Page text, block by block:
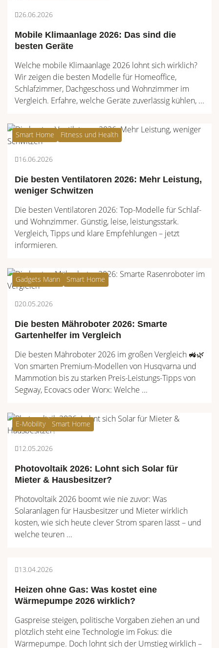
26.06.2026
Mobile Klimaanlage 2026: Das sind die
besten Geräte
Welche mobile Klimaanlage 2026 lohnt sich wirklich?
Wir zeigen die besten Modelle für Homeoffice,
Schlafzimmer, Dachgeschoss und Wohnzimmer im
Vergleich. Erfahre, welche Geräte zuverlässig kühlen, ...
Smart Home Fitness und Health
16.06.2026
Die besten Ventilatoren 2026: Mehr Leistung,
weniger Schwitzen
Die besten Ventilatoren 2026: Top-Modelle für Schlaf-
und Wohnzimmer. Günstig, leise, leistungsstark.
Vergleich, Tipps und klare Empfehlungen – jetzt
informieren.
Gadgets Mann Smart Home
20.05.2026
Die besten Mähroboter 2026: Smarte
Gartenhelfer im Vergleich
Die besten Mähroboter 2026 im großen Vergleich 🚜🌿
Von smarten Premium-Modellen von Husqvarna und
Mammotion bis zu starken Preis-Leistungs-Tipps von
Segway, Ecovacs oder Worx: Welche ...
E-Mobility Smart Home
12.05.2026
Photovoltaik 2026: Lohnt sich Solar für
Mieter & Hausbesitzer?
Photovoltaik 2026 boomt wie nie zuvor: Was
Solaranlagen für Hausbesitzer und Mieter wirklich
kosten, wie sich heute clever Strom sparen lässt – und
welche teuren ...
13.04.2026
Heizen ohne Gas: Was kostet eine
Wärmepumpe 2026 wirklich?
Gaspreise steigen, politische Vorgaben ziehen an und
plötzlich steht eine Technologie im Fokus: die
Wärmepumpe. Doch lohnt sich der Umstieg wirklich –